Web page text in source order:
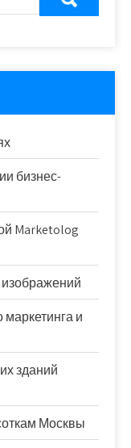
бизнес-
Marketolog
и
зданий
Москвы